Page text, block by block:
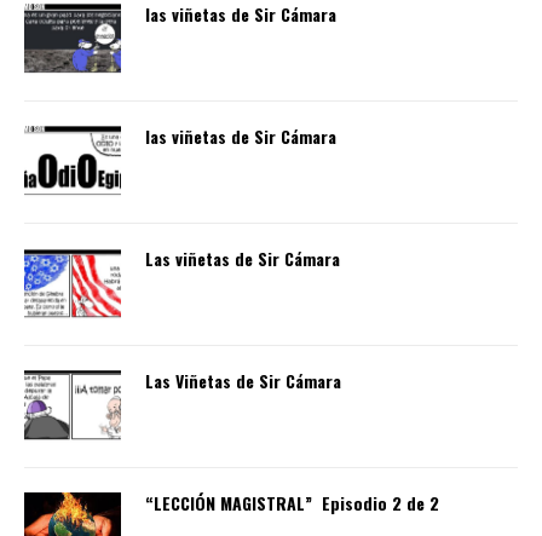
las viñetas de Sir Cámara
las viñetas de Sir Cámara
Las viñetas de Sir Cámara
Las Viñetas de Sir Cámara
“LECCIÓN MAGISTRAL” Episodio 2 de 2